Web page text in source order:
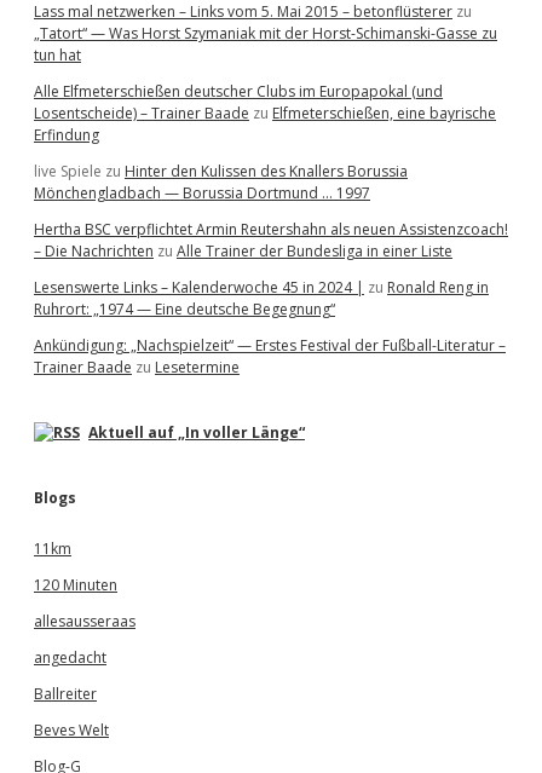
Lass mal netzwerken – Links vom 5. Mai 2015 – betonflüsterer zu
„Tatort“ — Was Horst Szymaniak mit der Horst-Schimanski-Gasse zu
tun hat
Alle Elfmeterschießen deutscher Clubs im Europapokal (und
Losentscheide) – Trainer Baade zu Elfmeterschießen, eine bayrische
Erfindung
live Spiele zu Hinter den Kulissen des Knallers Borussia
Mönchengladbach — Borussia Dortmund … 1997
Hertha BSC verpflichtet Armin Reutershahn als neuen Assistenzcoach!
– Die Nachrichten zu Alle Trainer der Bundesliga in einer Liste
Lesenswerte Links – Kalenderwoche 45 in 2024 | zu Ronald Reng in
Ruhrort: „1974 — Eine deutsche Begegnung“
Ankündigung: „Nachspielzeit“ — Erstes Festival der Fußball-Literatur –
Trainer Baade zu Lesetermine
Aktuell auf „In voller Länge“
Blogs
11km
120 Minuten
allesausseraas
angedacht
Ballreiter
Beves Welt
Blog-G